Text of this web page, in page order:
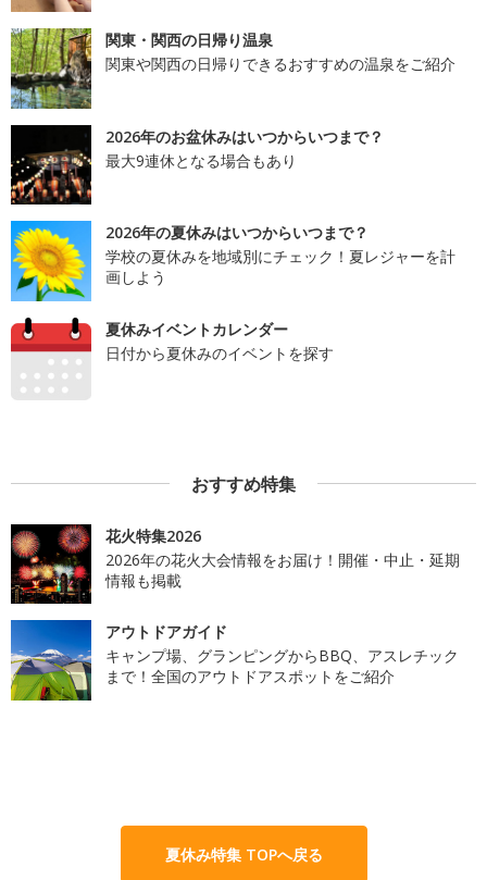
関東・関西の日帰り温泉
関東や関西の日帰りできるおすすめの温泉をご紹介
2026年のお盆休みはいつからいつまで？
最大9連休となる場合もあり
2026年の夏休みはいつからいつまで？
学校の夏休みを地域別にチェック！夏レジャーを計
画しよう
夏休みイベントカレンダー
日付から夏休みのイベントを探す
おすすめ特集
花火特集2026
2026年の花火大会情報をお届け！開催・中止・延期
情報も掲載
アウトドアガイド
キャンプ場、グランピングからBBQ、アスレチック
まで！全国のアウトドアスポットをご紹介
夏休み特集 TOPへ戻る